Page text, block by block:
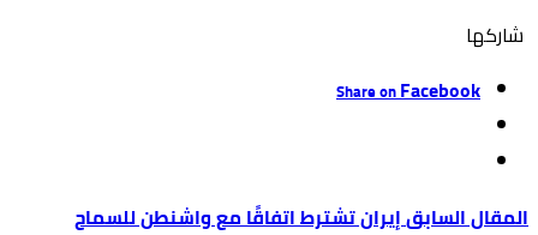
‫‫ شاركها‬
Share onFacebook
إيران تشترط اتفاقًا مع واشنطن للسماح